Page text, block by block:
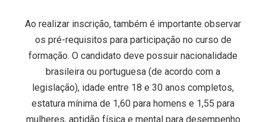
Ao realizar inscrição, também é importante observar
os pré-requisitos para participação no curso de
formação. O candidato deve possuir nacionalidade
brasileira ou portuguesa (de acordo com a
legislação), idade entre 18 e 30 anos completos,
estatura mínima de 1,60 para homens e 1,55 para
mulheres, aptidão física e mental para desempenho